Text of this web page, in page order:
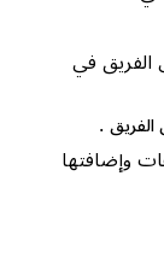
في
.
وإضافتها